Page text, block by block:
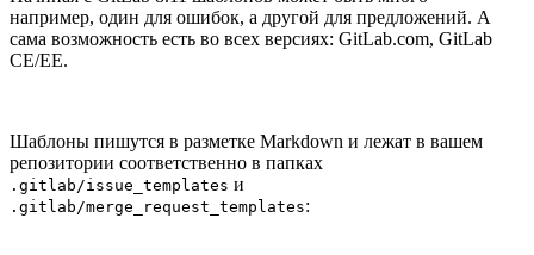
например, один для ошибок, а другой для предложений. А
сама возможность есть во всех версиях: GitLab.com, GitLab
CE/EE.
Шаблоны пишутся в разметке Markdown и лежат в вашем
репозитории соответственно в папках
.gitlab/issue_templates и
.gitlab/merge_request_templates: